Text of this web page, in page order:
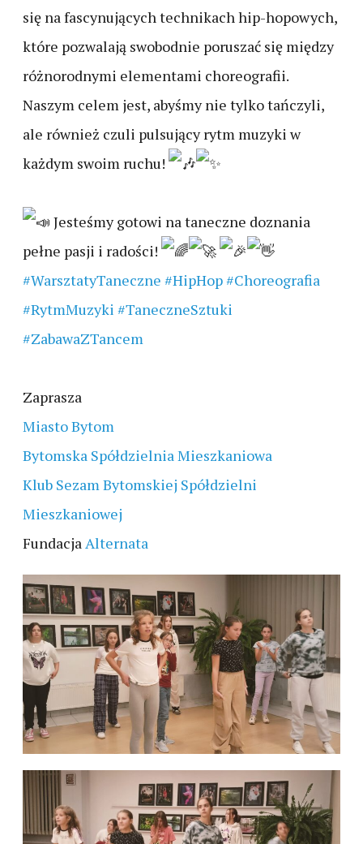
się na fascynujących technikach hip-hopowych,
które pozwalają swobodnie poruszać się między
różnorodnymi elementami choreografii.
Naszym celem jest, abyśmy nie tylko tańczyli,
ale również czuli pulsujący rytm muzyki w
każdym swoim ruchu!
Jesteśmy gotowi na taneczne doznania
pełne pasji i radości!
#WarsztatyTaneczne #HipHop#Choreografia
#RytmMuzyki #TaneczneSztuki
#ZabawaZTancem
Zaprasza
Miasto Bytom
Bytomska Spółdzielnia Mieszkaniowa
Klub Sezam Bytomskiej Spółdzielni
Mieszkaniowej
FundacjaAlternata